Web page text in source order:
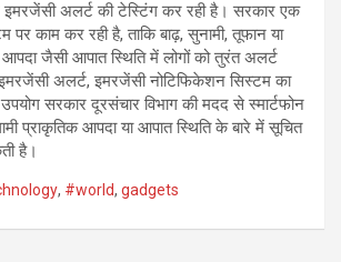
अलर्ट की टेस्टिंग कर रही है। सरकार एक
पर काम कर रही है, ताकि बाढ़, सुनामी, तूफान या
जैसी आपात स्थिति में लोगों को तुरंत अलर्ट
अलर्ट, इमरजेंसी नोटिफिकेशन सिस्टम का
सरकार दूरसंचार विभाग की मदद से स्मार्टफोन
प्राकृतिक आपदा या आपात स्थिति के बारे में सूचित
है।
, #world, gadgets